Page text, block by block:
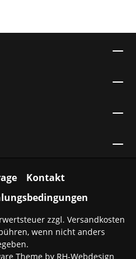
Kontakt
zzgl. Versandkosten
wenn nicht anders
Theme by RH-Webdesign